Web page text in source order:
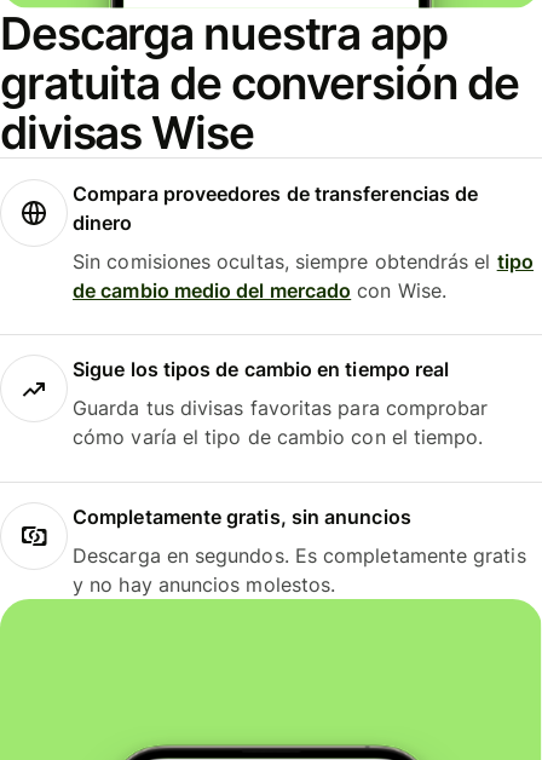
Descarga nuestra app
gratuita de conversión de
divisas Wise
Compara proveedores de transferencias de
dinero
Sin comisiones ocultas, siempre obtendrás el tipo
de cambio medio del mercado con Wise.
Sigue los tipos de cambio en tiempo real
Guarda tus divisas favoritas para comprobar
cómo varía el tipo de cambio con el tiempo.
Completamente gratis, sin anuncios
Descarga en segundos. Es completamente gratis
y no hay anuncios molestos.